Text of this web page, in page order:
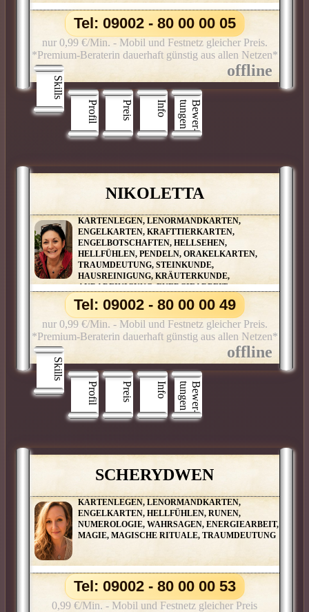
Skills
Profil
Preis Info B
e
w
e
r
­
t
u
n
g
e
n
Tel: 09002 - 80 00 00 05
nur 0,99 €/Min. - Mobil und Festnetz gleicher Preis.
*Premium-Beraterin dauerhaft günstig aus allen Netzen*
NIKOLETTA
KARTENLEGEN, LENORMANDKARTEN,
ENGELKARTEN, KRAFTTIERKARTEN,
ENGELBOTSCHAFTEN, HELLSEHEN,
HELLFÜHLEN, PENDELN, ORAKELKARTEN,
TRAUMDEUTUNG, STEINKUNDE,
HAUSREINIGUNG, KRÄUTERKUNDE,
AURAREINIGUNG, ENERGIEARBEIT,
KARMISCHE PARTNER, KARMISCHE
VERBUNDENHEITEN, KARMISCHE
VERSTRICKUNGEN, MAGISCHE RITUALE,
RAUHNACHTSRITUALE
Skills
Profil
Preis Info B
e
w
e
r
­
t
u
n
g
e
n
Tel: 09002 - 80 00 00 49
nur 0,99 €/Min. - Mobil und Festnetz gleicher Preis.
*Premium-Beraterin dauerhaft günstig aus allen Netzen*
SCHERYDWEN
KARTENLEGEN, LENORMANDKARTEN,
ENGELKARTEN, HELLFÜHLEN, RUNEN,
NUMEROLOGIE, WAHRSAGEN, ENERGIEARBEIT,
MAGIE, MAGISCHE RITUALE, TRAUMDEUTUNG
Tel: 09002 - 80 00 00 53
0,99 €/Min. - Mobil und Festnetz gleicher Preis